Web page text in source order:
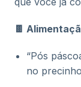
🍫
“Pós
no